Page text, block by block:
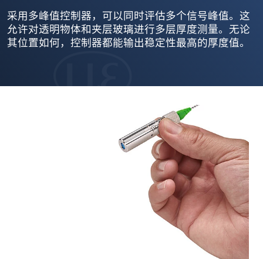
采用多峰值控制器，可以同时评估多个信号峰值。这
允许对透明物体和夹层玻璃进行多层厚度测量。无论
其位置如何，控制器都能输出稳定性最高的厚度值。